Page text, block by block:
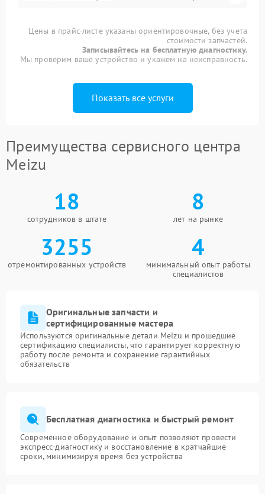
Цены в прайс-листе указаны ориентировочные, без учета
стоимости запчастей.
Записывайтесь на бесплатную диагностику.
Мы проверим ваше устройство и укажем на неисправность.
Показать все услуги
Преимущества сервисного центра
Meizu
18
сотрудников в штате
8
лет на рынке
3255
отремонтированных устройств
4
минимальный опыт работы
специалистов
Оригинальные запчасти и
сертифицированные мастера
Используются оригинальные детали Meizu и прошедшие
сертификацию специалисты, что гарантирует корректную
работу после ремонта и сохранение гарантийных
обязательств
Бесплатная диагностика и быстрый ремонт
Современное оборудование и опыт позволяют провести
экспресс-диагностику и восстановление в кратчайшие
сроки, минимизируя время без устройства